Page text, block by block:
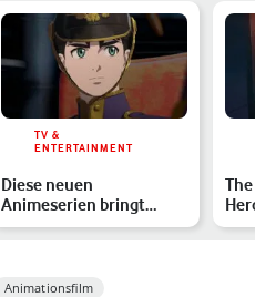
TV &
ENTERTAINMENT
Diese neuen
Animeserien bringt
Netflix 2025
Animationsfilm